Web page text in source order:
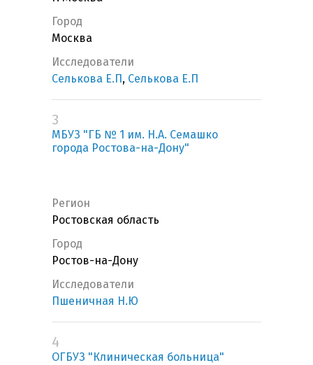
Город
Москва
Исследователи
Селькова Е.П , Селькова Е.П
3
МБУЗ "ГБ № 1 им. Н.А. Семашко
города Ростова-на-Дону"
Регион
Ростовская область
Город
Ростов-на-Дону
Исследователи
Пшеничная Н.Ю
4
ОГБУЗ "Клиническая больница"